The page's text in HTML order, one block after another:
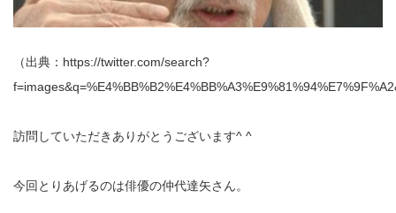
（出典：https://twitter.com/search?
訪問していただきありがとうございます^ ^
今回とりあげるのは俳優の仲代達矢さん。